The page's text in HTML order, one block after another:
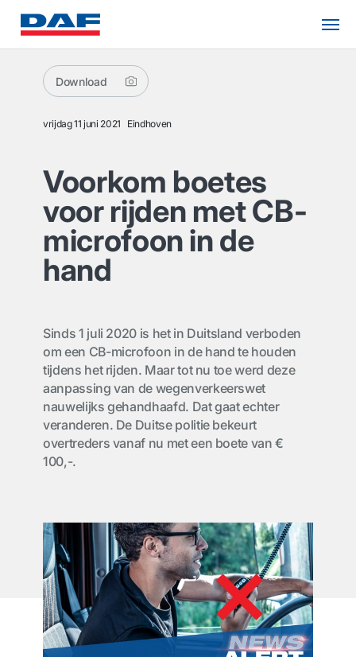
Download
vrijdag 11 juni 2021 Eindhoven
Voorkom boetes
voor rijden met CB-
microfoon in de
hand
Sinds 1 juli 2020 is het in Duitsland verboden
om een CB-microfoon in de hand te houden
tijdens het rijden. Maar tot nu toe werd deze
aanpassing van de wegenverkeerswet
nauwelijks gehandhaafd. Dat gaat echter
veranderen. De Duitse politie bekeurt
overtreders vanaf nu met een boete van €
100,-.